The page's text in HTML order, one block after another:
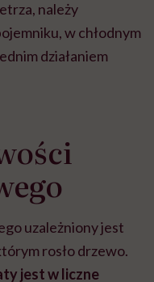
należy
w chłodnym
działaniem
uzależniony jest
rosło drzewo.
jest w liczne